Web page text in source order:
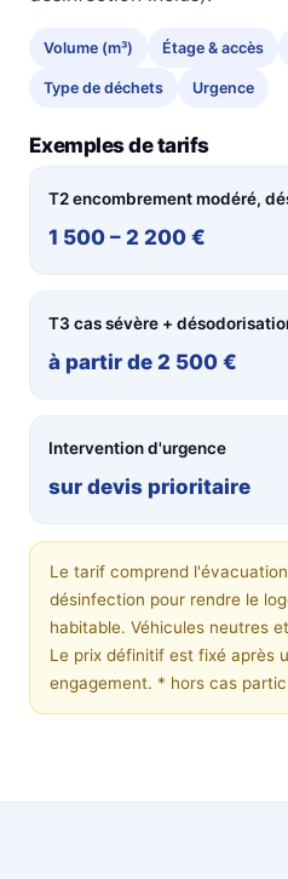
Volume (m³) Étage & accès
Type de déchets Urgence
Exemples de tarifs
T2 encombrement modéré,
1 500 – 2 200 €
T3 cas sévère +
à partir de 2 500 €
Intervention d'urgence
sur devis prioritaire
Le tarif comprend
désinfection pour rendre le
habitable. Véhicules neutres
Le prix définitif est fixé après
engagement. * hors cas